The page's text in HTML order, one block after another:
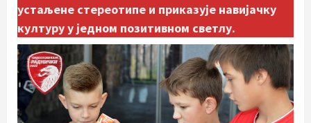
устаљене стереотипе и приказује навијачку
културу у једном позитивном светлу.